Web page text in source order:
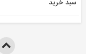
سبد خرید